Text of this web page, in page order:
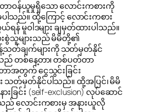
တာဝန်ယူမှုရှိသော လောင်းကစားကို
ါသည်။ ထို့ကြောင့် လောင်းကစား
န် မူဝါဒများ ချမှတ်ထားပါသည်။
သုံးစွဲသူများသည် မိမိတို့၏
သတ်ချက်များကို သတ်မှတ်နိုင်
ည် တစ်နေ့တာ၊ တစ်ပတ်တာ
တွက် ငွေသွင်းခြင်း
သတ်မှတ်နိုင်ပါသည်။ ထို့အပြင်၊ မိမိ
ခြင်း (self-exclusion) လုပ်ဆောင်
ည် လောင်းကစားမှ အနားယူလို